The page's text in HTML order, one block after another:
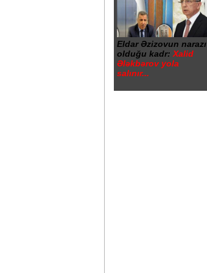
Eldar Əzizovun narazı
olduğu kadr: Xalid
Ələkbərov yola
salınır...